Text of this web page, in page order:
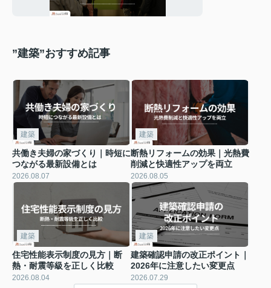
”建築”おすすめ記事
建築
共働き夫婦の家づくり｜時短に
つながる最新設備とは
2026.08.07
建築
断熱リフォームの効果｜光熱費
削減と快適性アップを両立
2026.08.05
建築
住宅性能表示制度の見方｜断
熱・耐震等級を正しく比較
2026.08.04
建築
建築確認申請の改正ポイント｜
2026年に注意したい変更点
2026.07.29